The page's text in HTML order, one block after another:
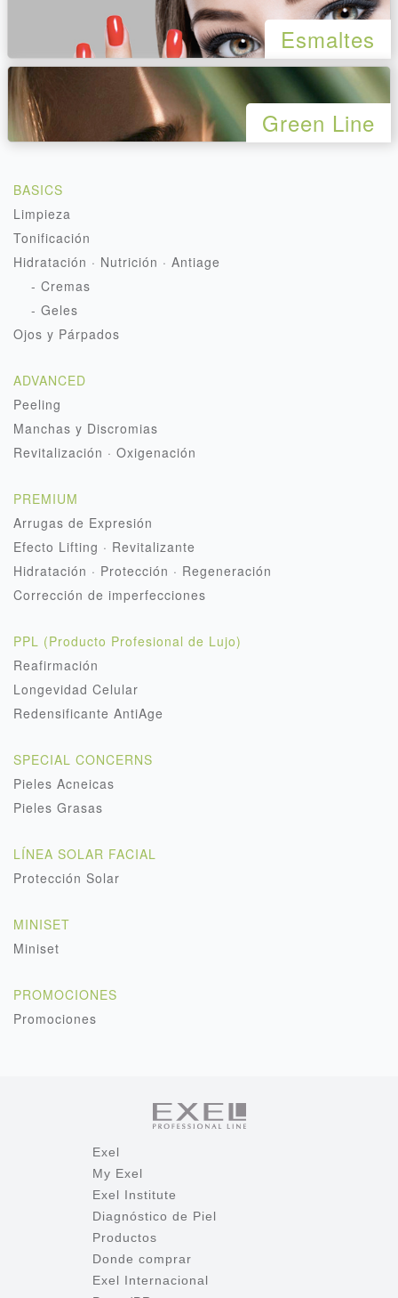
Esmaltes
Green Line
BASICS
Limpieza
Tonificación
Hidratación · Nutrición · Antiage
- Cremas
- Geles
Ojos y Párpados
ADVANCED
Peeling
Manchas y Discromias
Revitalización · Oxigenación
PREMIUM
Arrugas de Expresión
Efecto Lifting · Revitalizante
Hidratación · Protección · Regeneración
Corrección de imperfecciones
PPL (Producto Profesional de Lujo)
Reafirmación
Longevidad Celular
Redensificante AntiAge
SPECIAL CONCERNS
Pieles Acneicas
Pieles Grasas
LÍNEA SOLAR FACIAL
Protección Solar
MINISET
Miniset
PROMOCIONES
Promociones
Exel
My Exel
Exel Institute
Diagnóstico de Piel
Productos
Donde comprar
Exel Internacional